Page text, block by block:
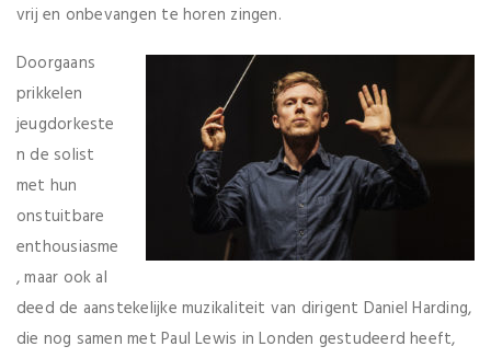
vrij en onbevangen te horen zingen.
Doorgaans
prikkelen
jeugdorkeste
n de solist
met hun
onstuitbare
enthousiasme
, maar ook al
deed de aanstekelijke muzikaliteit van dirigent Daniel Harding,
die nog samen met Paul Lewis in Londen gestudeerd heeft,